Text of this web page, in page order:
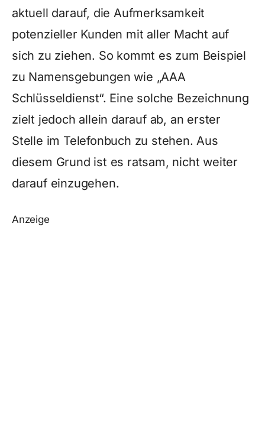
aktuell darauf, die Aufmerksamkeit
potenzieller Kunden mit aller Macht auf
sich zu ziehen. So kommt es zum Beispiel
zu Namensgebungen wie „AAA
Schlüsseldienst“. Eine solche Bezeichnung
zielt jedoch allein darauf ab, an erster
Stelle im Telefonbuch zu stehen. Aus
diesem Grund ist es ratsam, nicht weiter
darauf einzugehen.
Anzeige